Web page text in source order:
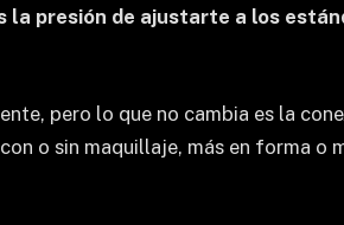
la presión de ajustarte a los
pero lo que no cambia es la
o sin maquillaje, más en forma o